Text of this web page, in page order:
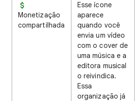
Monetização
compartilhada
Esse ícone
aparece
quando você
envia um vídeo
com o cover de
uma música e a
editora musical
o reivindica.
Essa
organização já